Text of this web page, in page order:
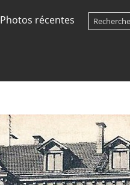
Photos récentes